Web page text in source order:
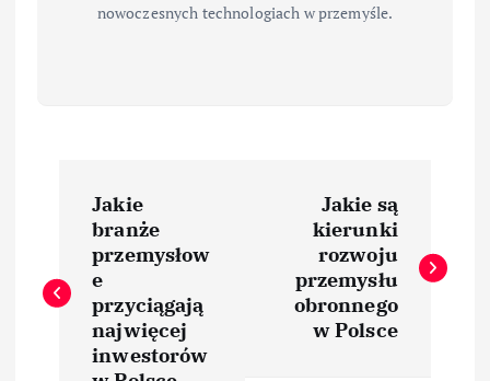
nowoczesnych technologiach w przemyśle.
w
Jakie
branże
przemysłow
e
przyciągają
najwięcej
inwestorów
Jakie są
kierunki
rozwoju
przemysłu
obronnego
w Polsce